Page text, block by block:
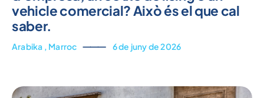
vehicle comercial? Això és el que cal
saber.
Arabika , Marroc ⸻ 6 de juny de 2026